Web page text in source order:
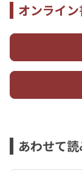
オンライ
あわせて